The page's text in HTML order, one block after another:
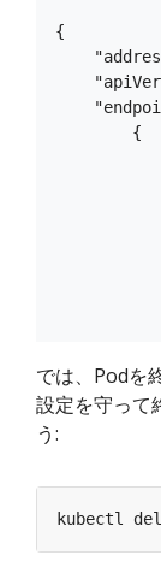
{
        {
では、Podを
設定を守って
う: